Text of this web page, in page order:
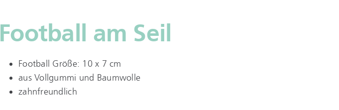
Football am Seil
Football Größe: 10 x 7 cm
aus Vollgummi und Baumwolle
zahnfreundlich